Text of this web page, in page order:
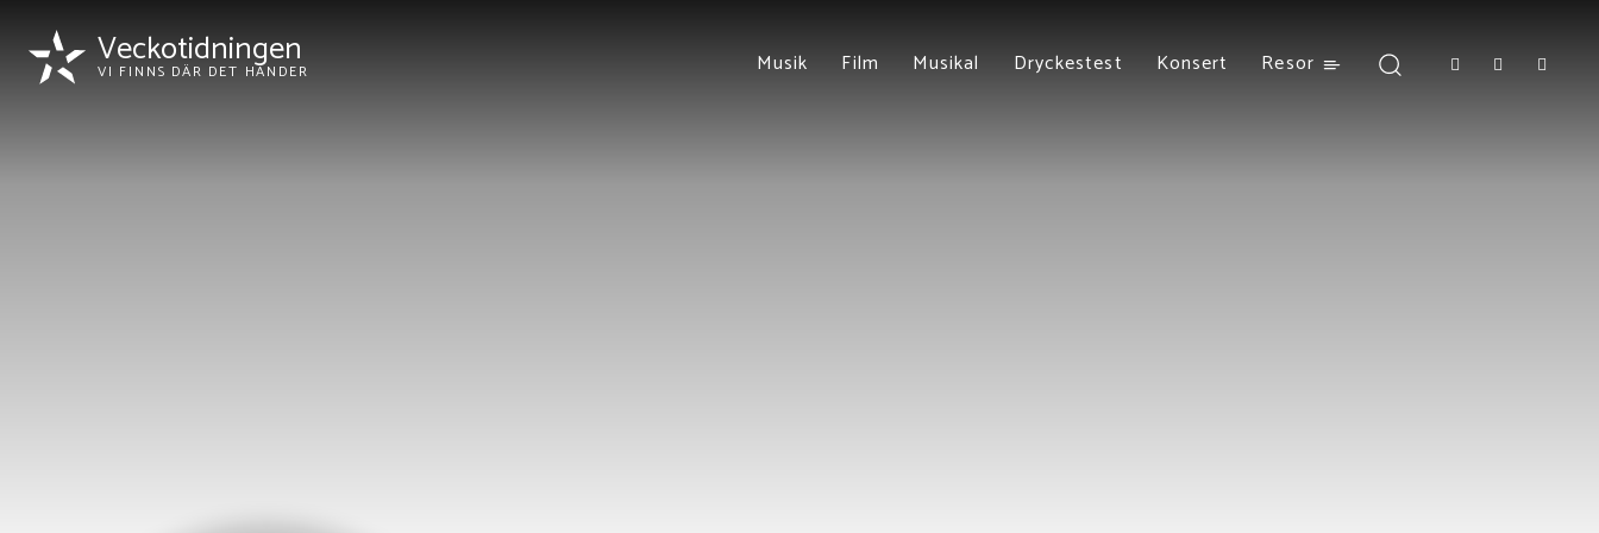
Veckotidningen
VI FINNS DÄR DET HÄNDER Musik Film Musikal Dryckestest Konsert Resor